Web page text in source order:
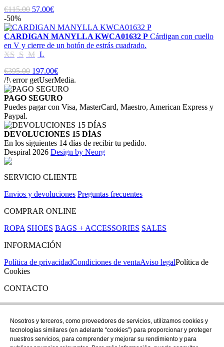
€115.00 57.00€
-50%
CARDIGAN MANYLLA KWCA01632 P Cárdigan con cuello
en V y cierre de un botón de estrás cuadrado.
XS S M L
€395.00 197.00€
/!\ error getUserMedia.
PAGO SEGURO
Puedes pagar con Visa, MasterCard, Maestro, American Express y
Paypal.
DEVOLUCIONES 15 DÍAS
En los siguientes 14 días de recibir tu pedido.
Despiral 2026 Design by Neorg
SERVICIO CLIENTE
Envios y devoluciones Preguntas frecuentes
COMPRAR ONLINE
ROPA SHOES BAGS + ACCESSORIES SALES
INFORMACIÓN
Política de privacidadCondiciones de ventaAviso legalPolítica de
Cookies
CONTACTO
Si tienes cualquier duda puedes contactar con nosotros en nuestra
TEL: +34 972 21 30 04
EMAIL: despiral@despiral.com
Nosotros y terceros, como proveedores de servicios, utilizamos cookies y
tecnologías similares (en adelante “cookies”) para proporcionar y proteger
nuestros servicios, para comprender y mejorar su rendimiento y para